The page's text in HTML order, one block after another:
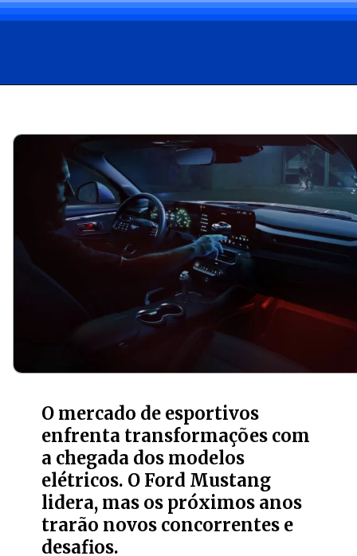
O mercado de esportivos
enfrenta transformações com
a chegada dos modelos
elétricos. O Ford Mustang
lidera, mas os próximos anos
trarão novos concorrentes e
desafios.